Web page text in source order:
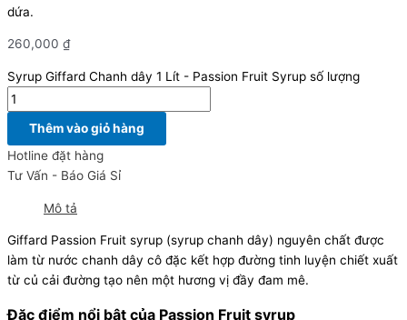
dứa.
260,000 ₫
Syrup Giffard Chanh dây 1 Lít - Passion Fruit Syrup số lượng
Thêm vào giỏ hàng
Hotline đặt hàng
Tư Vấn - Báo Giá Sỉ
Mô tả
Giffard Passion Fruit syrup (syrup chanh dây) nguyên chất được
làm từ nước chanh dây cô đặc kết hợp đường tinh luyện chiết xuất
từ củ cải đường tạo nên một hương vị đầy đam mê.
Đặc điểm nổi bật của Passion Fruit syrup